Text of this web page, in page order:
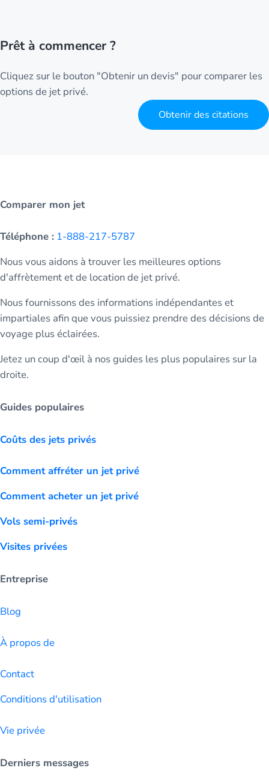
Prêt à commencer ?
Cliquez sur le bouton "Obtenir un devis" pour comparer les
options de jet privé.
Obtenir des citations
Comparer mon jet
Téléphone : 1-888-217-5787
Nous vous aidons à trouver les meilleures options
d'affrètement et de location de jet privé.
Nous fournissons des informations indépendantes et
impartiales afin que vous puissiez prendre des décisions de
voyage plus éclairées.
Jetez un coup d'œil à nos guides les plus populaires sur la
droite.
Guides populaires
Coûts des jets privés
Comment affréter un jet privé
Comment acheter un jet privé
Vols semi-privés
Visites privées
Entreprise
Blog
À propos de
Contact
Conditions d'utilisation
Vie privée
Derniers messages